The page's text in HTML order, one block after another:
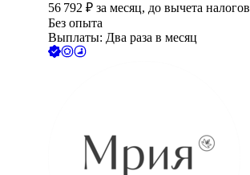
56 792 ₽ за месяц, до вычета налогов
Без опыта
Выплаты: Два раза в месяц